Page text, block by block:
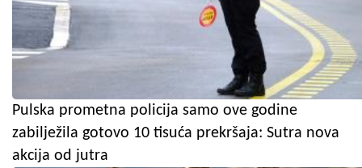
Pulska prometna policija samo ove godine
zabilježila gotovo 10 tisuća prekršaja: Sutra nova
akcija od jutra